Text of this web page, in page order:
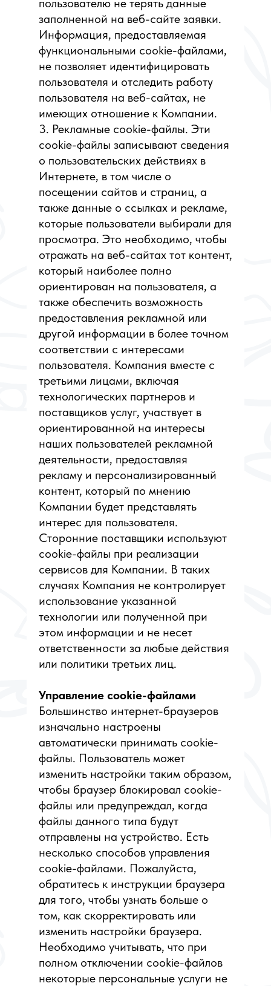
пользователю не терять данные
заполненной на веб-сайте заявки.
Информация, предоставляемая
функциональными cookie-файлами,
не позволяет идентифицировать
пользователя и отследить работу
пользователя на веб-сайтах, не
имеющих отношение к Компании.
3. Рекламные cookie-файлы. Эти
cookie-файлы записывают сведения
о пользовательских действиях в
Интернете, в том числе о
посещении сайтов и страниц, а
также данные о ссылках и рекламе,
которые пользователи выбирали для
просмотра. Это необходимо, чтобы
отражать на веб-сайтах тот контент,
который наиболее полно
ориентирован на пользователя, а
также обеспечить возможность
предоставления рекламной или
другой информации в более точном
соответствии с интересами
пользователя. Компания вместе с
третьими лицами, включая
технологических партнеров и
поставщиков услуг, участвует в
ориентированной на интересы
наших пользователей рекламной
деятельности, предоставляя
рекламу и персонализированный
контент, который по мнению
Компании будет представлять
интерес для пользователя.
Сторонние поставщики используют
cookie-файлы при реализации
сервисов для Компании. В таких
случаях Компания не контролирует
использование указанной
технологии или полученной при
этом информации и не несет
ответственности за любые действия
или политики третьих лиц.
Управление cookie-файлами
Большинство интернет-браузеров
изначально настроены
автоматически принимать cookie-
файлы. Пользователь может
изменить настройки таким образом,
чтобы браузер блокировал cookie-
файлы или предупреждал, когда
файлы данного типа будут
отправлены на устройство. Есть
несколько способов управления
cookie-файлами. Пожалуйста,
обратитесь к инструкции браузера
для того, чтобы узнать больше о
том, как скорректировать или
изменить настройки браузера.
Необходимо учитывать, что при
полном отключении cookie-файлов
некоторые персональные услуги не